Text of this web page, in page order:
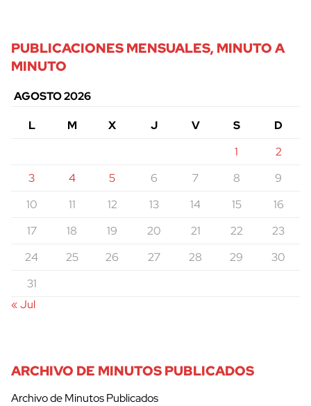
PUBLICACIONES MENSUALES, MINUTO A
MINUTO
AGOSTO 2026
L
M X J V S
D
1
2
3
4 5 6 7 8
9
10
11 12 13 14 15
16
17
18 19 20 21 22
23
24
25 26 27 28 29
30
31
« Jul
ARCHIVO DE MINUTOS PUBLICADOS
Archivo de Minutos Publicados